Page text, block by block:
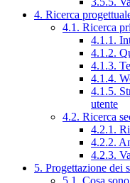
4. Ricerca
4.1. Ricerca
4.1.1.
4.1.2.
4.1.3.
4.1.4.
4.1.5.
utente
4.2. Ricerca
4.2.1.
4.2.2.
4.2.3.
5. Progettazione dei
5.1. Cosa